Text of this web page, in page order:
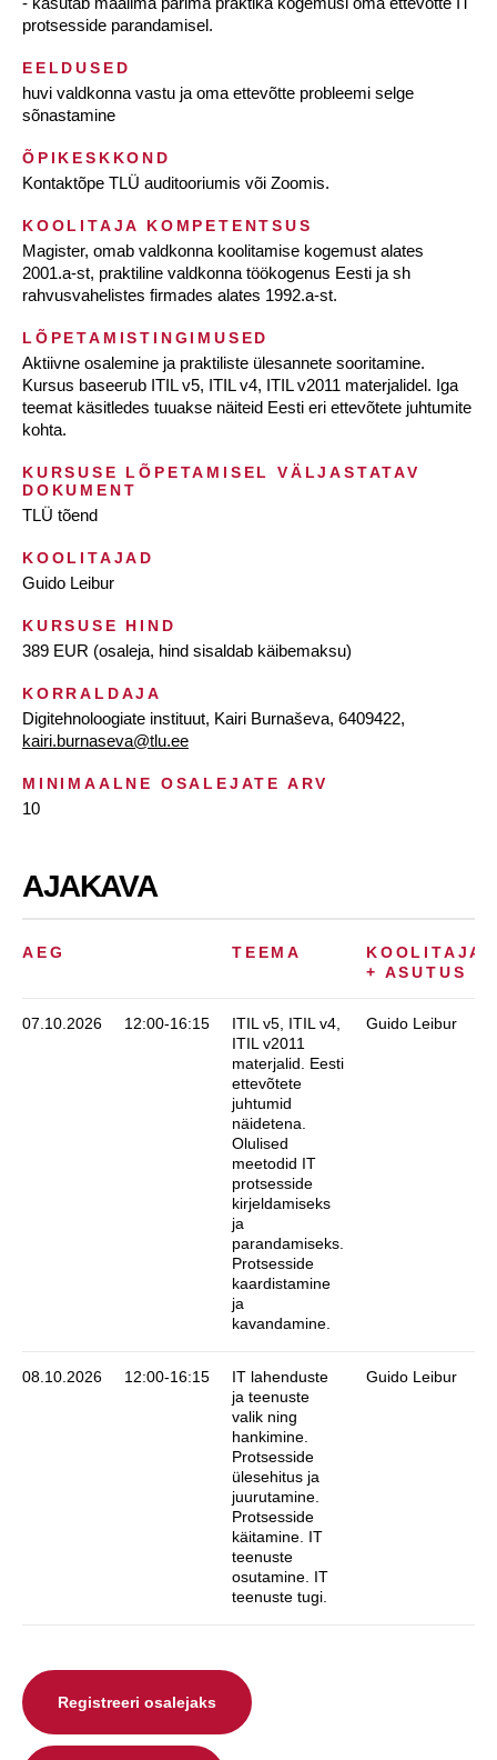
protsesside parandamisel.
EELDUSED
huvi valdkonna vastu ja oma ettevõtte probleemi selge
sõnastamine
ÕPIKESKKOND
Kontaktõpe TLÜ auditooriumis või Zoomis.
KOOLITAJA KOMPETENTSUS
Magister, omab valdkonna koolitamise kogemust alates
2001.a-st, praktiline valdkonna töökogenus Eesti ja sh
rahvusvahelistes firmades alates 1992.a-st.
LÕPETAMISTINGIMUSED
Aktiivne osalemine ja praktiliste ülesannete sooritamine.
Kursus baseerub ITIL v5, ITIL v4, ITIL v2011 materjalidel. Iga
teemat käsitledes tuuakse näiteid Eesti eri ettevõtete juhtumite
kohta.
KURSUSE LÕPETAMISEL VÄLJASTATAV
DOKUMENT
TLÜ tõend
KOOLITAJAD
Guido Leibur
KURSUSE HIND
389 EUR (osaleja, hind sisaldab käibemaksu)
KORRALDAJA
Digitehnoloogiate instituut, Kairi Burnaševa, 6409422,
kairi.burnaseva@tlu.ee
MINIMAALNE OSALEJATE ARV
10
AJAKAVA
AEG TEEMA
KOOLITAJA
+ ASUTUS
07.10.2026 12:00-16:15
ITIL v5, ITIL v4,
ITIL v2011
materjalid. Eesti
ettevõtete
juhtumid
näidetena.
Olulised
meetodid IT
protsesside
kirjeldamiseks
ja
parandamiseks.
Protsesside
kaardistamine
ja
kavandamine.
Guido Leibur
08.10.2026 12:00-16:15
IT lahenduste
ja teenuste
valik ning
hankimine.
Protsesside
ülesehitus ja
juurutamine.
Protsesside
käitamine. IT
teenuste
osutamine. IT
teenuste tugi.
Guido Leibur
Registreeri osalejaks